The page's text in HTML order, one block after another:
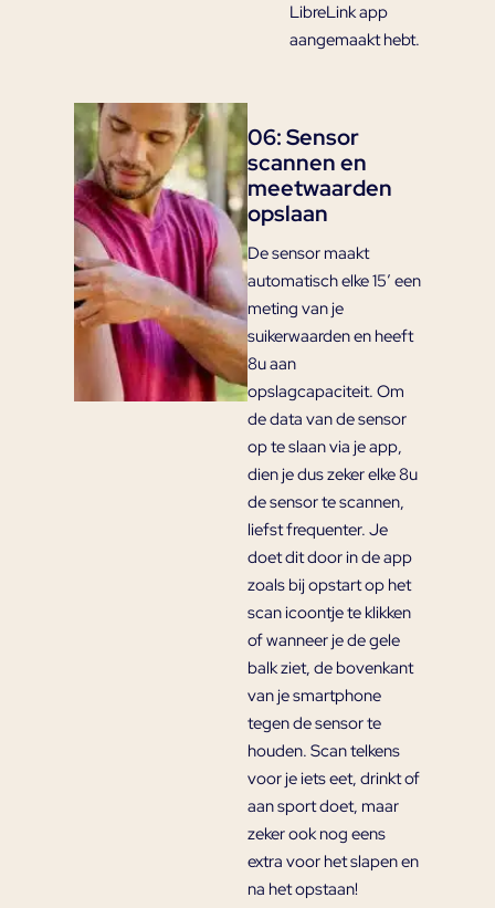
LibreLink app
aangemaakt hebt.
06: Sensor
scannen en
meetwaarden
opslaan
De sensor maakt
automatisch elke 15′ een
meting van je
suikerwaarden en heeft
8u aan
opslagcapaciteit. Om
de data van de sensor
op te slaan via je app,
dien je dus zeker elke 8u
de sensor te scannen,
liefst frequenter. Je
doet dit door in de app
zoals bij opstart op het
scan icoontje te klikken
of wanneer je de gele
balk ziet, de bovenkant
van je smartphone
tegen de sensor te
houden. Scan telkens
voor je iets eet, drinkt of
aan sport doet, maar
zeker ook nog eens
extra voor het slapen en
na het opstaan!